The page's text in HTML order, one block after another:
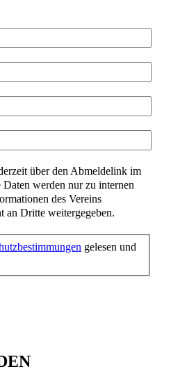
über den Abmeldelink im
werden nur zu internen
des Vereins
an Dritte weitergegeben.
gelesen und